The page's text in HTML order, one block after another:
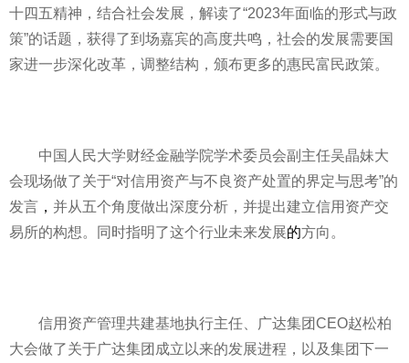
十四五精神，结合社会发展，解读了“2023年面临的形式与政
策”的话题，获得了到场嘉宾的高度共鸣，社会的发展需要国
家进一步深化改革，调整结构，颁布更多的惠民富民政策。
中国人民大学财经金融学院学术委员会副主任吴晶妹大
会现场做了关于“对信用资产与不良资产处置的界定与思考”的
发言 ， 并从五个角度做出深度分析，并提出建立信用资产交
易所的构想。同时指明了这个行业未来发展的方向。
信用资产管理共建基地执行主任、广达集团CEO赵松柏
大会做了关于广达集团成立以来的发展进程，以及集团下一